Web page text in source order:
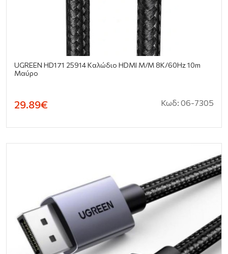
UGREEN HD171 25914 Καλώδιο HDMI M/M 8K/60Hz 10m
Μαύρο
29.89€ Κωδ: 06-7305